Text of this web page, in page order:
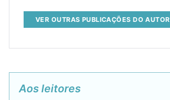
VER OUTRAS PUBLICAÇÕES DO AUTOR
Aos leitores